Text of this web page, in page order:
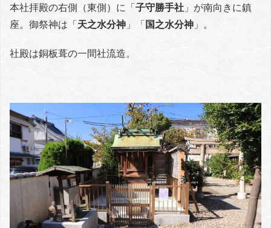
本社拝殿の右側（東側）に「子守勝手社 」が南向きに鎮
座。御祭神は「天之水分神 」「国之水分神 」。
社殿は銅板葺の一間社流造。